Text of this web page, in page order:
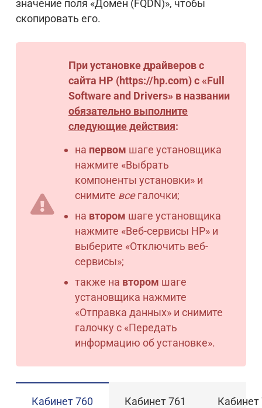
значение поля «Домен (FQDN)», чтобы
скопировать его.
При установке драйверов с
сайта HP (https://hp.com) с «Full
Software and Drivers» в названии
обязательно выполните
следующие действия:
на первом шаге установщика
нажмите «Выбрать
компоненты установки» и
снимите всегалочки;
на втором шаге установщика
нажмите «Веб-сервисы HP» и
выберите «Отключить веб-
сервисы»;
также на втором шаге
установщика нажмите
«Отправка данных» и снимите
галочку с «Передать
информацию об установке».
Кабинет 760 Кабинет 761 Кабинет